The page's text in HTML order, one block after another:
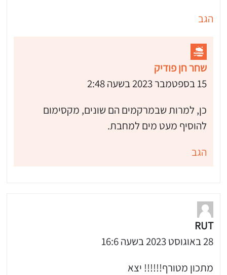
הגב
שחר חן פודיק
15 בספטמבר 2023 בשעה 2:48
כן, למרות שבמרקמים הם שונים, מקסימום
להוסיף מעט מים למחבת.
הגב
RUT
28 באוגוסט 2023 בשעה 16:6
מתכון מטורף!!!!!! יצא